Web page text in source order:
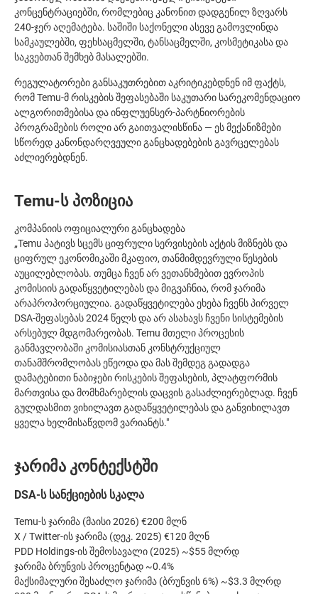
კონცენტრაციებში, რომლებიც კანონით დადგენილ ზღვარს
240-ჯერ აღემატება. საშიში საქონელი ასევე გამოვლინდა
სამკაულებში, ფეხსაცმელში, ტანსაცმელში, კოსმეტიკასა და
საკვებთან შემხებ მასალებში.
რეგულატორები განსაკუთრებით აკრიტიკებდნენ იმ ფაქტს,
რომ Temu-მ რისკების შეფასებაში საკუთარი სარეკომენდაციო
ალგორითმებისა და ინფლუენსერ-პარტნიორების
პროგრამების როლი არ გაითვალისწინა — ეს მექანიზმები
სწორედ კანონდარღვეული განცხადებების გავრცელებას
აძლიერებდნენ.
Temu-ს პოზიცია
კომპანიის ოფიციალური განცხადება
„Temu პატივს სცემს ციფრული სერვისების აქტის მიზნებს და
ციფრულ ეკონომიკაში მკაფიო, თანმიმდევრული წესების
აუცილებლობას. თუმცა ჩვენ არ ვეთანხმებით ევროპის
კომისიის გადაწყვეტილებას და მიგვაჩნია, რომ ჯარიმა
არაპროპორციულია. გადაწყვეტილება ეხება ჩვენს პირველ
DSA-შეფასებას 2024 წელს და არ ასახავს ჩვენი სისტემების
არსებულ მდგომარეობას. Temu მთელი პროცესის
განმავლობაში კომისიასთან კონსტრუქციულ
თანამშრომლობას ეწეოდა და მას შემდეგ გადადგა
დამატებითი ნაბიჯები რისკების შეფასების, პლატფორმის
მართვისა და მომხმარებლის დაცვის გასაძლიერებლად. ჩვენ
გულდასმით ვიხილავთ გადაწყვეტილებას და განვიხილავთ
ყველა ხელმისაწვდომ ვარიანტს."
ჯარიმა კონტექსტში
DSA-ს სანქციების სკალა
Temu-ს ჯარიმა (მაისი 2026) €200 მლნ
X / Twitter-ის ჯარიმა (დეკ. 2025) €120 მლნ
PDD Holdings-ის შემოსავალი (2025) ~$55 მლრდ
ჯარიმა ბრუნვის პროცენტად ~0.4%
მაქსიმალური შესაძლო ჯარიმა (ბრუნვის 6%) ~$3.3 მლრდ